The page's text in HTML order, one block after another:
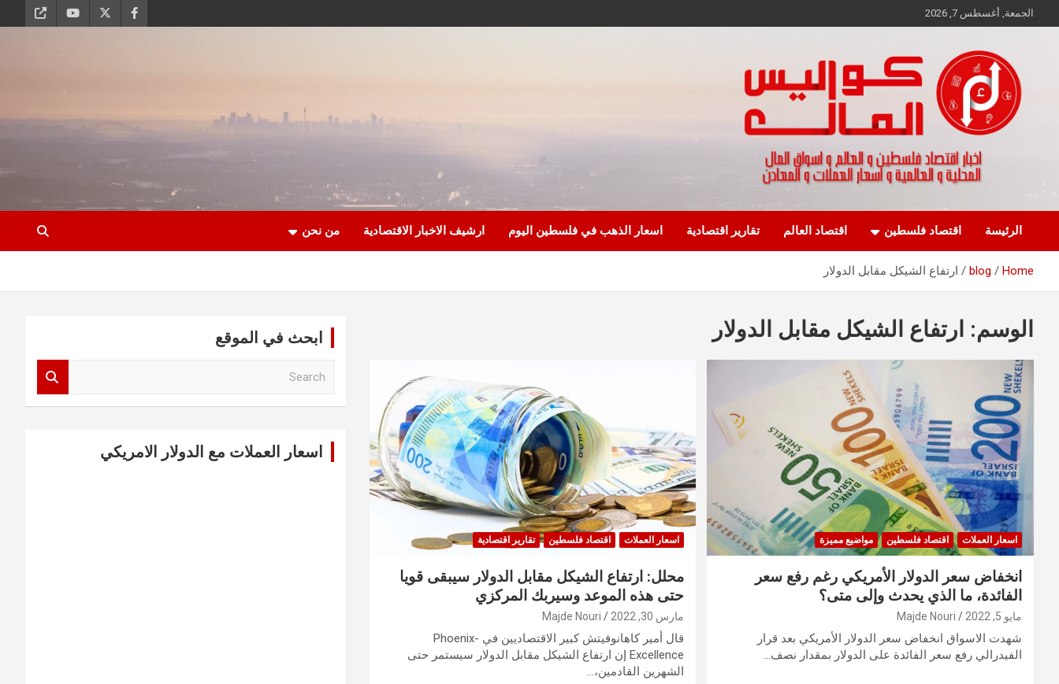
to
الجمعة, أغسطس 7, 2026
كواليس المال
الرئيسة اقتصاد فلسطين اقتصاد العالم تقارير اقتصادية اسعار الذهب في فلسطين اليوم ارشيف الاخبار الاقتصادية من نحن
Home
blog ارتفاع الشيكل مقابل الدولار
الوسم: ارتفاع الشيكل مقابل الدولار
اسعار العملات اقتصاد فلسطين مواضيع مميزة
انخفاض سعر الدولار الأمريكي رغم رفع سعر
الفائدة، ما الذي يحدث وإلى متى؟
مايو 5, 2022 Majde Nouri
شهدت الاسواق انخفاض سعر الدولار الأمريكي بعد قرار
الفيدرالي رفع سعر الفائدة على الدولار بمقدار نصف…
اسعار العملات اقتصاد فلسطين تقارير اقتصادية
محلل: ارتفاع الشيكل مقابل الدولار سيبقى قويا
حتى هذه الموعد وسيربك المركزي
مارس 30, 2022 Majde Nouri
قال أمير كاهانوفيتش كبير الاقتصاديين في Phoenix-
Excellence إن ارتفاع الشيكل مقابل الدولار سيستمر حتى
الشهرين القادمين،…
ابحث في الموقع
اسعار العملات مع الدولار الامريكي